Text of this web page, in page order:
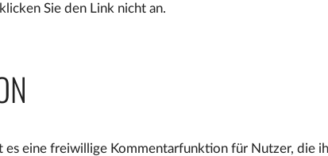
Sie den Link nicht an.
eine freiwillige Kommentarfunktion für Nutzer, die